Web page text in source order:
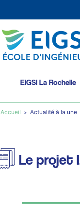
EIGSI La Rochelle
Accueil Actualité à la une
Le projet